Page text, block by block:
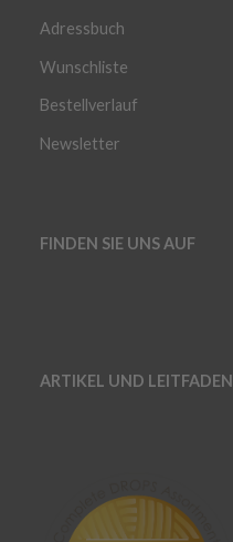
Adressbuch
Wunschliste
Bestellverlauf
Newsletter
FINDEN SIE UNS AUF
ARTIKEL UND LEITFADEN